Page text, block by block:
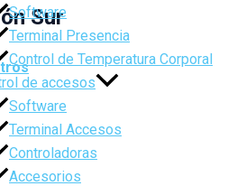
Software
Terminal Presencia
Control de Temperatura Corporal
de accesos
Software
Terminal Accesos
Controladoras
Accesorios
Sur